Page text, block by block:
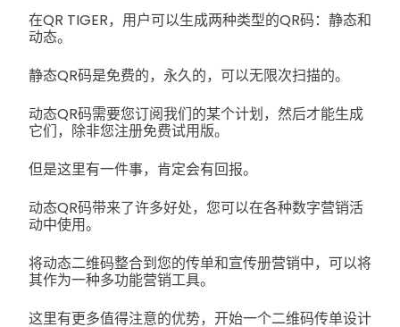
在QR TIGER，用户可以生成两种类型的QR码：静态和
动态。
静态QR码是免费的，永久的，可以无限次扫描的。
动态QR码需要您订阅我们的某个计划，然后才能生成
它们，除非您注册免费试用版。
但是这里有一件事，肯定会有回报。
动态QR码带来了许多好处，您可以在各种数字营销活
动中使用。
将动态二维码整合到您的传单和宣传册营销中，可以将
其作为一种多功能营销工具。
这里有更多值得注意的优势，开始一个二维码传单设计